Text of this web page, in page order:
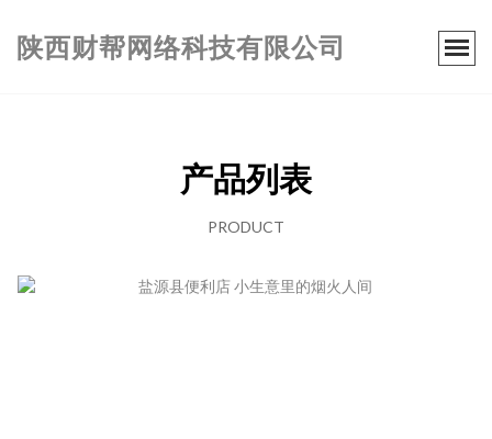
陕西财帮网络科技有限公司
产品列表
PRODUCT